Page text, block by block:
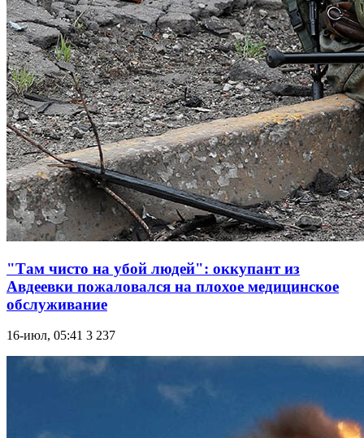
"Там чисто на убой людей": оккупант из
Авдеевки пожаловался на плохое медицинское
обслуживание
16-июл, 05:41 3 237